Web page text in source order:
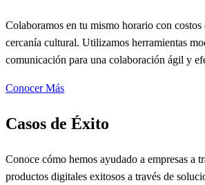
Colaboramos en tu mismo horario con
cercanía cultural. Utilizamos herramientas
comunicación para una colaboración ágil y
Conocer Más
Casos de Éxito
Conoce cómo hemos ayudado a empresas a
productos digitales exitosos a través de